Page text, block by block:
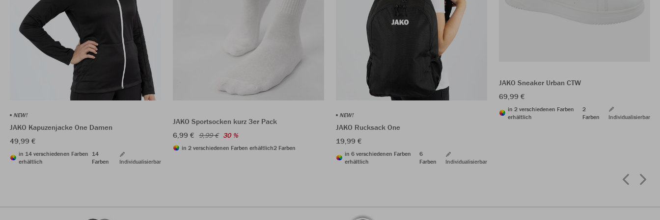
NEW!
JAKO Kapuzenjacke One Damen
49,99 €
in 14 verschiedenen Farben
erhältlich
14
Farben
Individualisierbar
JAKO Sportsocken kurz 3er Pack
6,99 € 9,99 € 30 %
in 2 verschiedenen Farben erhältlich2 Farben
NEW!
JAKO Rucksack One
19,99 €
in 6 verschiedenen Farben
erhältlich
6
Farben
Individualisierbar
JAKO Sneaker Urban CTW
69,99 €
in 2 verschiedenen Farben
erhältlich
2
Farben
Individualisierbar